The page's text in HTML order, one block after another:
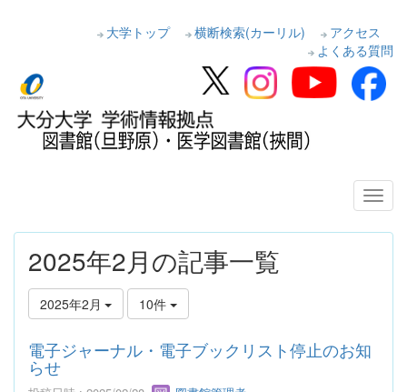
大学トップ 横断検索(カーリル)
アクセス
よくある質問
2025年2月の記事一覧
2025年2月 10件
電子ジャーナル・電子ブックリスト停止のお知
らせ